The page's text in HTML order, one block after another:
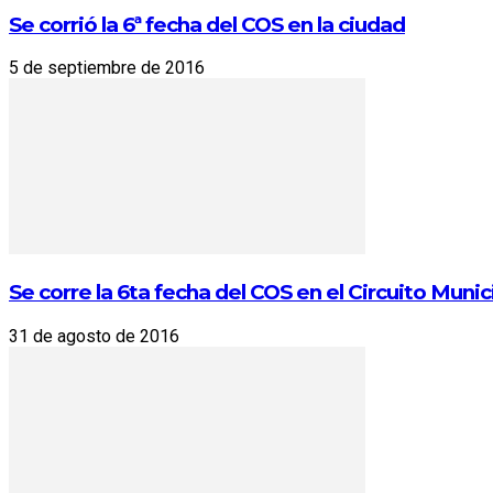
Se corrió la 6ª fecha del COS en la ciudad
5 de septiembre de 2016
Se corre la 6ta fecha del COS en el Circuito
31 de agosto de 2016